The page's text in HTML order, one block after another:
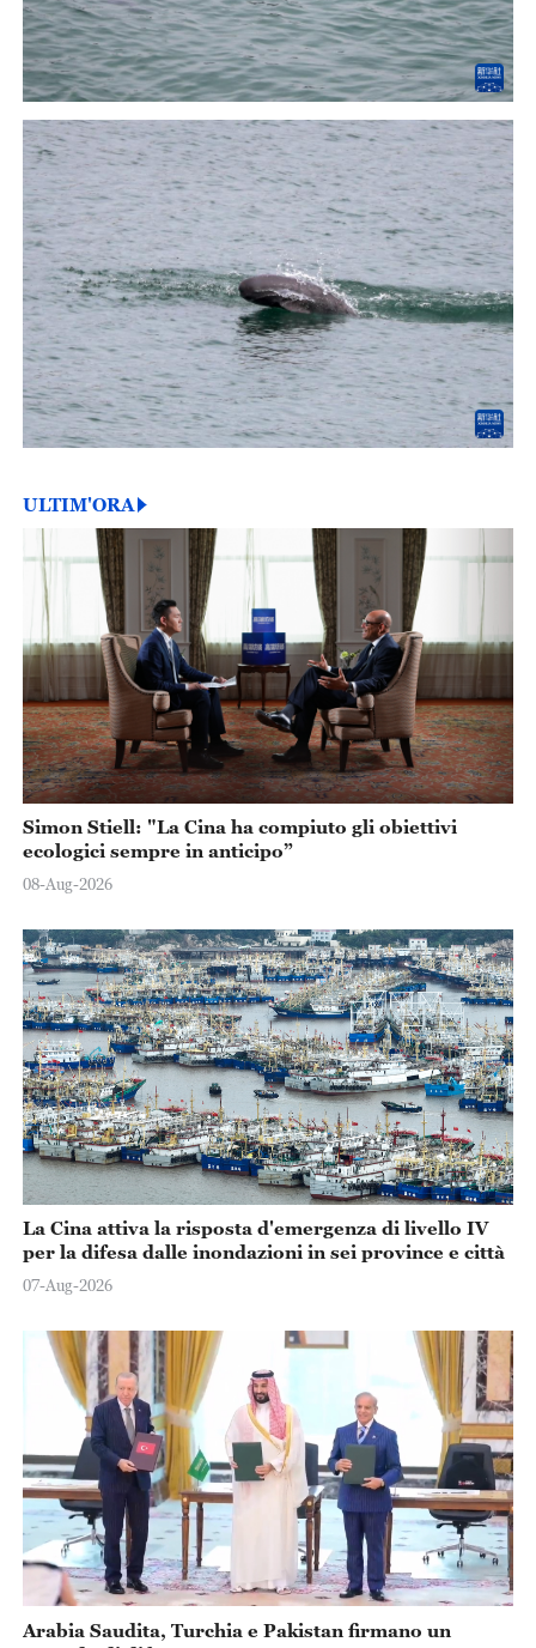
ULTIM'ORA
Simon Stiell: "La Cina ha compiuto gli obiettivi
ecologici sempre in anticipo”
08-Aug-2026
La Cina attiva la risposta d'emergenza di livello IV
per la difesa dalle inondazioni in sei province e città
07-Aug-2026
Arabia Saudita, Turchia e Pakistan firmano un